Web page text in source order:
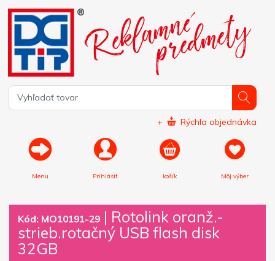
+ Rýchla objednávka
Menu Prihlásiť košík Môj výber
Kód: MO10191-29 | Rotolink oranž.-
strieb.rotačný USB flash disk
32GB